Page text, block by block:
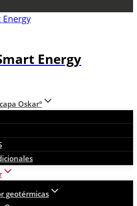
Energy
Oskar°
geotérmicas